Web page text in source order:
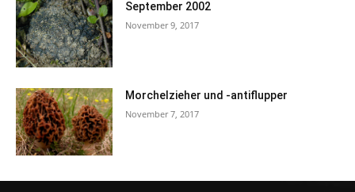
September 2002
November 9, 2017
Morchelzieher und -antiflupper
November 7, 2017